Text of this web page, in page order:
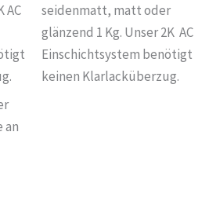
AC
an
seidenmatt, matt oder
glänzend 1 Kg. Unser 2K AC
Einschichtsystem benötigt
keinen Klarlacküberzug.